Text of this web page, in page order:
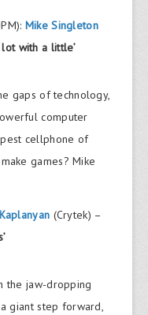
Mike Singleton
with a little’
gaps of technology,
computer
cellphone of
games? Mike
(Crytek) –
the jaw-dropping
giant step forward,